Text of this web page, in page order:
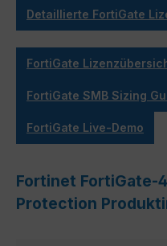
Detaillierte FortiGate
FortiGate
FortiGate SMB Sizing
FortiGate Live-Demo
Fortinet FortiGate-
Protection